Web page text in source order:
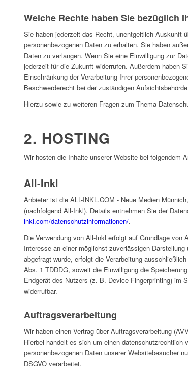
Welche Rechte haben Sie bezüglich
Sie haben jederzeit das Recht, unentgeltlich Auskunft
personenbezogenen Daten zu erhalten. Sie haben
Daten zu verlangen. Wenn Sie eine Einwilligung zur
jederzeit für die Zukunft widerrufen. Außerdem haben
Einschränkung der Verarbeitung Ihrer
Beschwerderecht bei der zuständigen
Hierzu sowie zu weiteren Fragen zum Thema
2. HOSTING
Wir hosten die Inhalte unserer Website bei folgendem
All-Inkl
Anbieter ist die ALL-INKL.COM - Neue Medien
(nachfolgend All-Inkl). Details entnehmen Sie der
inkl.com/datenschutzinformationen/.
Die Verwendung von All-Inkl erfolgt auf Grundlage
Interesse an einer möglichst zuverlässigen
abgefragt wurde, erfolgt die Verarbeitung
Abs. 1 TDDDG, soweit die Einwilligung die
Endgerät des Nutzers (z. B. Device-Fingerprinting) im
widerrufbar.
Auftragsverarbeitung
Wir haben einen Vertrag über Auftragsverarbeitung
Hierbei handelt es sich um einen datenschutzrechtlich
personenbezogenen Daten unserer Websitebesucher
DSGVO verarbeitet.